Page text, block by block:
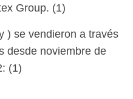
Group. (1)
) se vendieron a través
desde noviembre de
(1)